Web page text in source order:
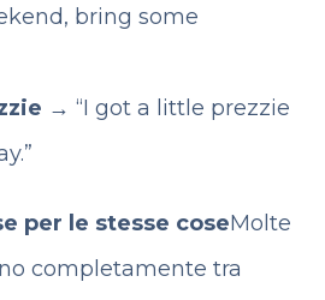
bring some
→ “I got a little prezzie
per le stesse coseMolte
completamente tra